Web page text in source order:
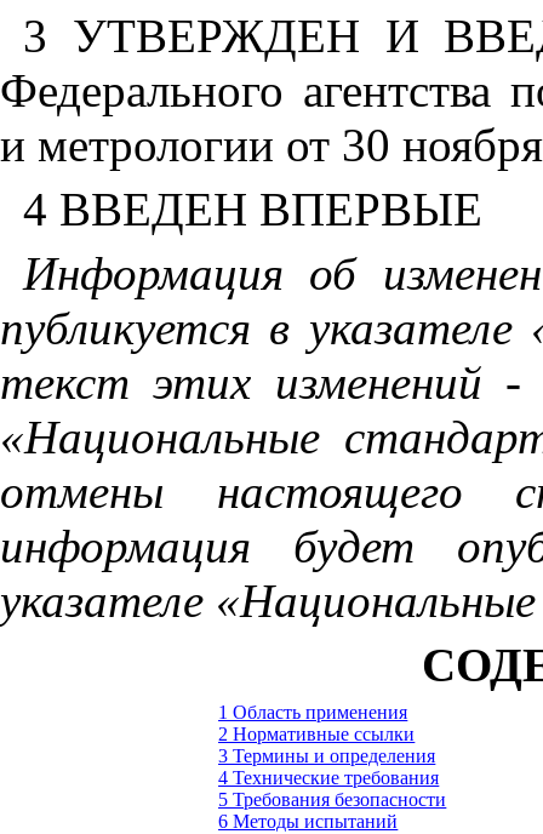
3 УТВЕРЖДЕН И
Федерального агентства
и метрологии от 30 ноября
4 ВВЕДЕН ВПЕРВЫЕ
Информация об
публикуется в указателе
текст этих изменений -
«Национальные
отмены
настоящего
информация будет
указателе «Национальные
1 Область применения
2 Нормативные ссылки
3 Термины и определения
4 Технические требования
5 Требования безопасности
6 Методы испытаний